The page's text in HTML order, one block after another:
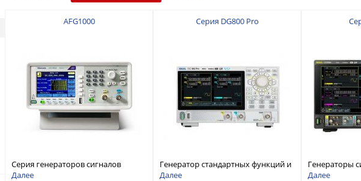
AFG1000
Серия генераторов сигналов
произвольной формы и
Далее
Серия DG800 Pro
Генератор стандартных функций и
сигналов произвольной формы
Далее
Генераторы
Далее